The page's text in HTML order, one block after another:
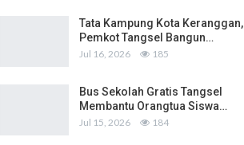
Tata Kampung Kota Keranggan,
Pemkot Tangsel Bangun…
Jul 16, 2026 185
Bus Sekolah Gratis Tangsel
Membantu Orangtua Siswa…
Jul 15, 2026 184